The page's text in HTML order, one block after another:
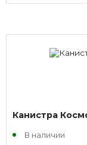
Канистра
В наличии